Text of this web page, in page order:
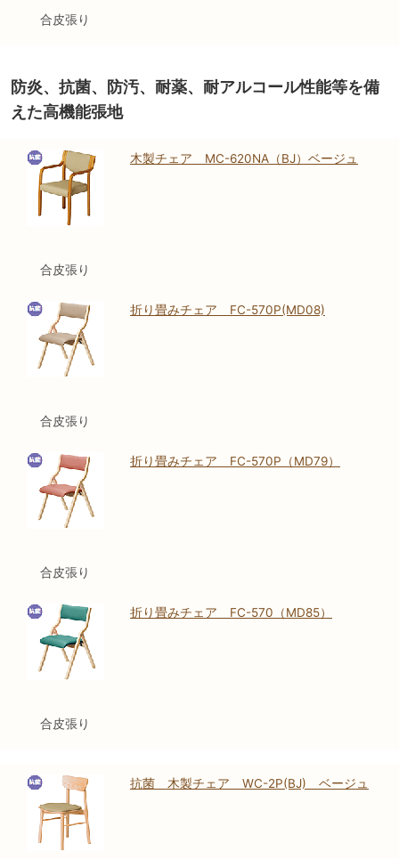
合皮張り
防炎、抗菌、防汚、耐薬、耐アルコール性能等を備
えた高機能張地
合皮張り
木製チェア MC-620NA（BJ）ベージュ
合皮張り
折り畳みチェア FC-570P(MD08)
合皮張り
折り畳みチェア FC-570P（MD79）
合皮張り
折り畳みチェア FC-570（MD85）
抗菌 木製チェア WC-2P(BJ) ベージュ